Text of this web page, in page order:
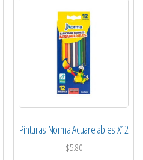
Pinturas Norma Acuarelables X12
$5.80